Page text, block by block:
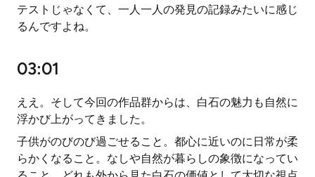
テストじゃなくて、一人一人の発見の記録みたいに感じ
るんですよね。
03:01
ええ。そして今回の作品群からは、白石の魅力も自然に
浮かび上がってきました。
子供がのびのび過ごせること。都心に近いのに日常が柔
らかくなること。なしや自然が暮らしの象徴になってい